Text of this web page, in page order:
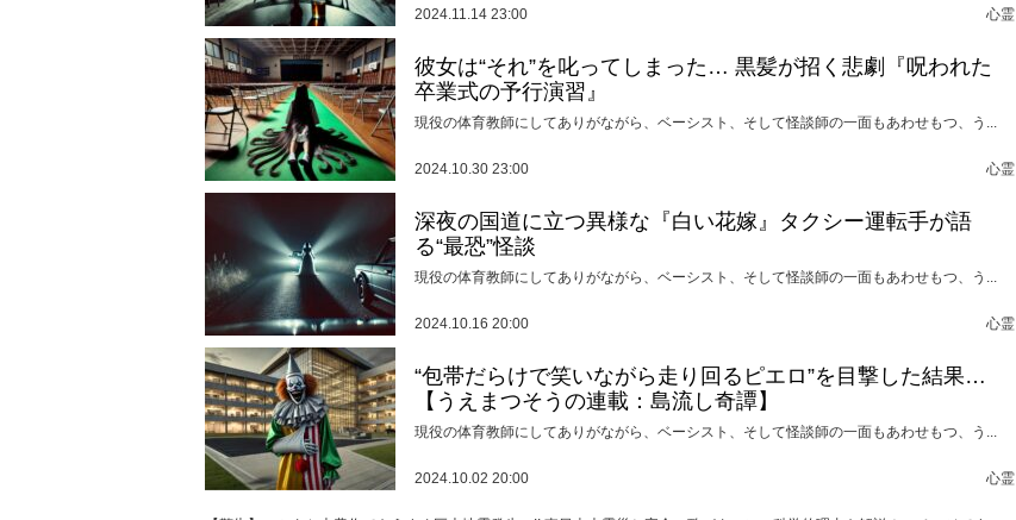
2024.11.14 23:00 心霊
彼女は“それ”を叱ってしまった… 黒髪が招く悲劇『呪われた
卒業式の予行演習』
現役の体育教師にしてありがながら、ベーシスト、そして怪談師の一面もあわせもつ、う...
2024.10.30 23:00 心霊
深夜の国道に立つ異様な『白い花嫁』タクシー運転手が語
る“最恐”怪談
現役の体育教師にしてありがながら、ベーシスト、そして怪談師の一面もあわせもつ、う...
2024.10.16 20:00 心霊
“包帯だらけで笑いながら走り回るピエロ”を目撃した結果…
【うえまつそうの連載：島流し奇譚】
現役の体育教師にしてありがながら、ベーシスト、そして怪談師の一面もあわせもつ、う...
2024.10.02 20:00 心霊